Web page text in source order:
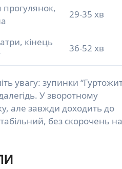
29-35 хв
кінець
36-52 хв
увагу: зупинки
У зворотному
але завжди доходить до
без скорочень на